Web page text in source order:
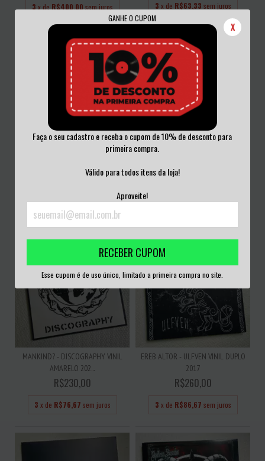
GANHE O CUPOM
X
Faça o seu cadastro e receba o cupom de 10% de desconto para
primeira compra.
Válido para todos itens da loja!
Aproveite!
RECEBER CUPOM
Esse cupom é de uso único, limitado a primeira compra no site.
3 x de R$400,00 sem juros 3 x de R$63,33 sem juros
EMBITTERED - INFECTED VINIL
DUPLO 2021
3x deR$70,00sem juros
MISERY - THE EARLY YEARS VINIL
3x deR$66,67sem juros
MANKIND? - DISCOGRAPHY VINIL
AMARELO 202...
R$230,00
3 x de R$76,67 sem juros
EREB ALTOR - ULFVEN VINIL DUPLO
2017
R$260,00
3 x de R$86,67 sem juros